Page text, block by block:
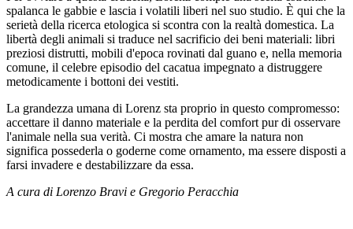
spalanca le gabbie e lascia i volatili liberi nel suo studio. È qui che la
serietà della ricerca etologica si scontra con la realtà domestica. La
libertà degli animali si traduce nel sacrificio dei beni materiali: libri
preziosi distrutti, mobili d'epoca rovinati dal guano e, nella memoria
comune, il celebre episodio del cacatua impegnato a distruggere
metodicamente i bottoni dei vestiti.
La grandezza umana di Lorenz sta proprio in questo compromesso:
accettare il danno materiale e la perdita del comfort pur di osservare
l'animale nella sua verità. Ci mostra che amare la natura non
significa possederla o goderne come ornamento, ma essere disposti a
farsi invadere e destabilizzare da essa.
A cura di Lorenzo Bravi e Gregorio Peracchia